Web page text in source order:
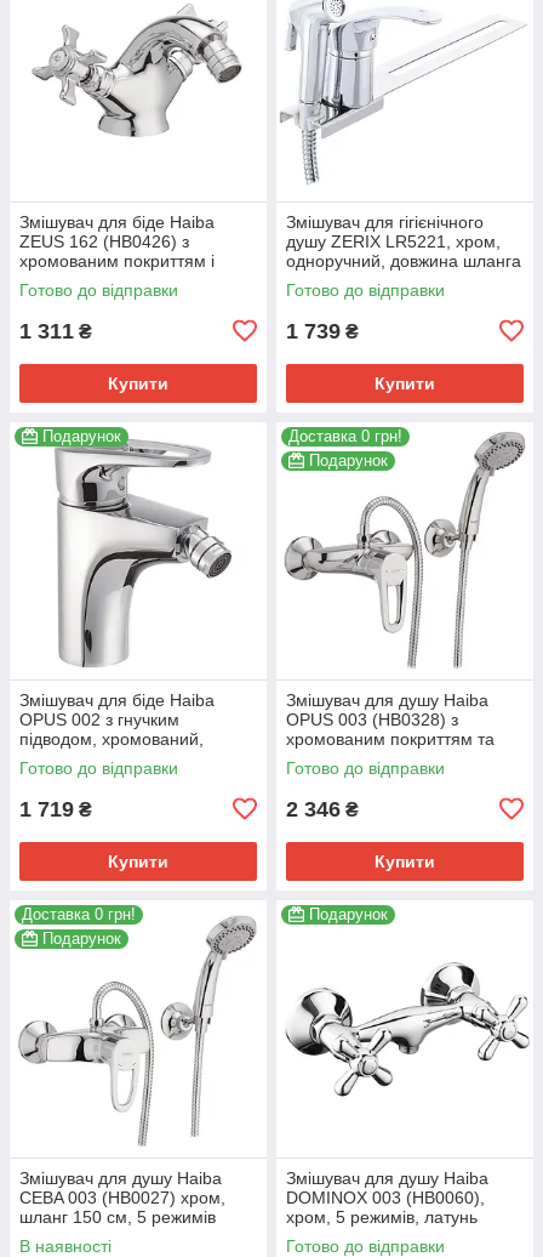
Змішувач для біде Haiba
ZEUS 162 (HB0426) з
хромованим покриттям і
гнучким підводом. (HB0426)
Готово до відправки
1 311 ₴
Купити
Змішувач для гігієнічного
душу ZERIX LR5221, хром,
одноручний, довжина шланга
120 см (ZX3048)
Готово до відправки
1 739 ₴
Купити
Подарунок
Змішувач для біде Haiba
OPUS 002 з гнучким
підводом, хромований,
латунь (HB0327)
Готово до відправки
1 719 ₴
Купити
Доставка 0 грн!
Подарунок
Змішувач для душу Haiba
OPUS 003 (HB0328) з
хромованим покриттям та
шлангом 150 см (HB0328)
Готово до відправки
2 346 ₴
Купити
Доставка 0 грн!
Подарунок
Змішувач для душу Haiba
CEBA 003 (HB0027) хром,
шланг 150 см, 5 режимів
лійки (HB0027)
В наявності
Подарунок
Змішувач для душу Haiba
DOMINOX 003 (HB0060),
хром, 5 режимів, латунь
(HB0060)
Готово до відправки